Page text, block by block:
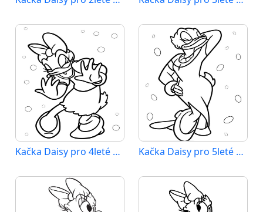
Kačka Daisy pro 4leté Děti Kačka Daisy pro 5leté Děti